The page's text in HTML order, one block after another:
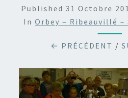
Published 31 Octobre
In Orbey – Ribeauvillé –
← PRÉCÉDENT /